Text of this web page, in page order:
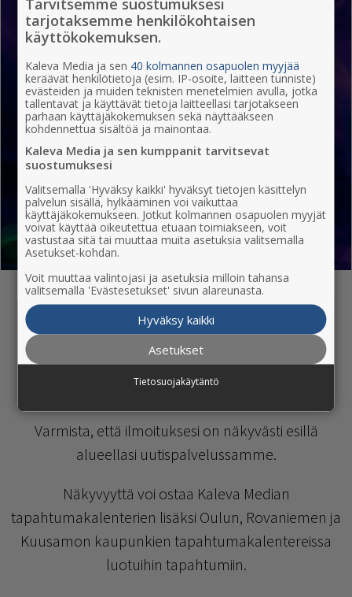
Lapset ja perhe Musiikki
Liikunta ja urheilu Museot ja näyttelyt
Luonto ja hyvinvointi Klubit ja ravintolat
Ilmoittaja
Lisää tapahtumasi näkyvyyttä
Varmista, että ilmoituksesi on näkyvästi esillä
alueellasi uutispalvelussamme.
Näkyvyyttä voi ostaa Kaleva Median
tapahtumakalenterien lisäksi Oulun, Rovaniemen ja
Kuusamon kaupunkien tapahtumakalentereissa
luotuihin tapahtumiin.
tarjotaksemme henkilökohtaisen
käyttökokemuksen.
Kaleva Media ja sen 40 kolmannen osapuolen myyjää
keräävät henkilötietoja (esim. IP-osoite, laitteen tunniste)
evästeiden ja muiden teknisten menetelmien avulla, jotka
tallentavat ja käyttävät tietoja laitteellasi tarjotakseen
parhaan käyttäjäkokemuksen sekä näyttääkseen
kohdennettua sisältöä ja mainontaa.
Kaleva Media ja sen kumppanit tarvitsevat
suostumuksesi
Valitsemalla 'Hyväksy kaikki' hyväksyt tietojen käsittelyn
palvelun sisällä, hylkääminen voi vaikuttaa
käyttäjäkokemukseen. Jotkut kolmannen osapuolen myyjät
voivat käyttää oikeutettua etuaan toimiakseen, voit
vastustaa sitä tai muuttaa muita asetuksia valitsemalla
Asetukset-kohdan.
Voit muuttaa valintojasi ja asetuksia milloin tahansa
valitsemalla 'Evästesetukset' sivun alareunasta.
Hyväksy kaikki
Asetukset
Tietosuojakäytäntö